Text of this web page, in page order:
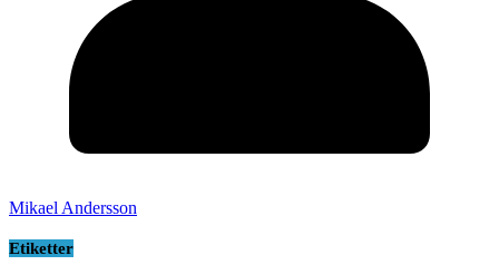
Mikael Andersson
Etiketter